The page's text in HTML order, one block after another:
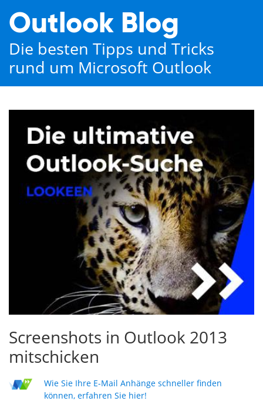
Outlook Blog
Die besten Tipps und Tricks
rund um Microsoft Outlook
Screenshots in Outlook 2013
mitschicken
Wie Sie Ihre E-Mail Anhänge schneller finden
können, erfahren Sie hier!